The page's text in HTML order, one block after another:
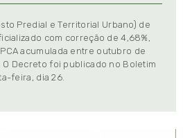
Predial e Territorial Urbano) de
com correção de 4,68%,
acumulada entre outubro de
Decreto foi publicado no Boletim
feira, dia 26.